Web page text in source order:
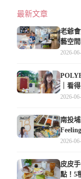
最新文章
老爺
藝空
2026-
｜看
2026-
南投
樣逛
2026-
皮皮
點！5